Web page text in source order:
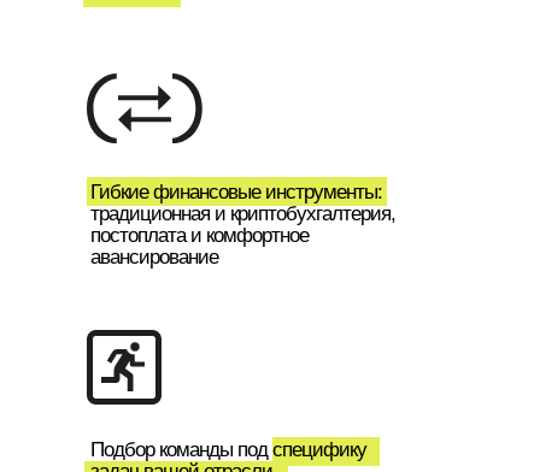
Подбор команды под специфику
Гибкие финансовые инструменты:
традиционная и криптобухгалтерия,
постоплата и комфортное
авансирование